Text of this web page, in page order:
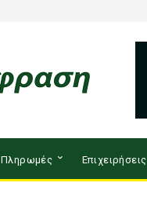
Πληρωμές Επιχειρήσεις